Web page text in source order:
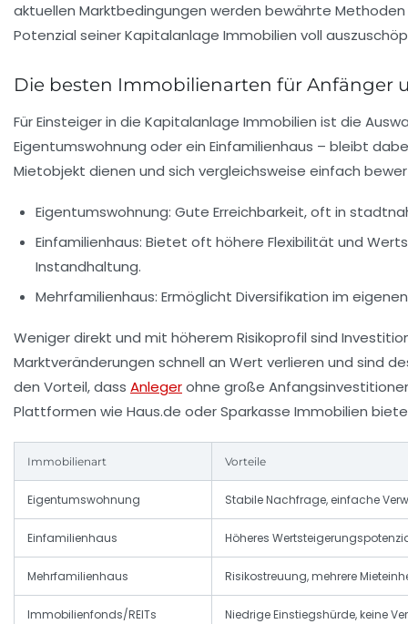
aktuellen Marktbedingungen werden bewährte
Potenzial seiner Kapitalanlage Immobilien voll
Die besten Immobilienarten für Anfänger
Für Einsteiger in die Kapitalanlage Immobilien ist die
Eigentumswohnung oder ein Einfamilienhaus – bleibt
Mietobjekt dienen und sich vergleichsweise einfach
Eigentumswohnung: Gute Erreichbarkeit, oft in
Einfamilienhaus: Bietet oft höhere Flexibilität und
Instandhaltung.
Mehrfamilienhaus: Ermöglicht Diversifikation im
Weniger direkt und mit höherem Risikoprofil sind
Marktveränderungen schnell an Wert verlieren und sind
den Vorteil, dass Anlegerohne große
Plattformen wie Haus.de oder Sparkasse Immobilien
Immobilienart Vorteile
Eigentumswohnung Stabile Nachfrage, einfache
Einfamilienhaus Höheres
Mehrfamilienhaus Risikostreuung, mehrere
Immobilienfonds/REITs Niedrige Einstiegshürde, keine